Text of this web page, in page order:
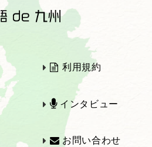
2022年
2020年
2018年
利用規約
インタビュー
お問い合わせ